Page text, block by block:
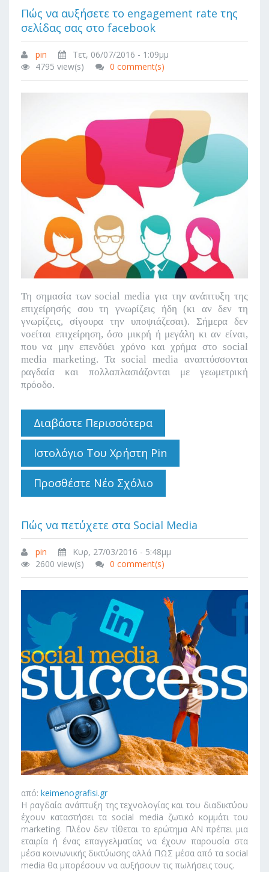
Πώς να αυξήσετε το engagement rate της
σελίδας σας στο facebook
pin
Τετ, 06/07/2016 - 1:09μμ
4795 view(s)
0 comment(s)
Τη σημασία των social media για την ανάπτυξη της
επιχείρησής σου τη γνωρίζεις ήδη (κι αν δεν τη
γνωρίζεις, σίγουρα την υποψιάζεσαι). Σήμερα δεν
νοείται επιχείρηση, όσο μικρή ή μεγάλη κι αν είναι,
που να μην επενδύει χρόνο και χρήμα στο social
media marketing. Τα social media αναπτύσσονται
ραγδαία και πολλαπλασιάζονται με γεωμετρική
πρόοδο.
Διαβάστε Περισσότερα
Αυξήσετε Το
Engagement Rate
Ιστολόγιο Του Χρήστη Pin
Προσθέστε Νέο Σχόλιο
Πώς να πετύχετε στα Social Media
pin
Κυρ, 27/03/2016 - 5:48μμ
2600 view(s)
0 comment(s)
από: keimenografisi.gr
Η ραγδαία ανάπτυξη της τεχνολογίας και του διαδικτύου
έχουν καταστήσει τα social media ζωτικό κομμάτι του
marketing. Πλέον δεν τίθεται το ερώτημα ΑΝ πρέπει μια
εταιρία ή ένας επαγγελματίας να έχουν παρουσία στα
μέσα κοινωνικής δικτύωσης αλλά ΠΩΣ μέσα από τα social
media θα μπορέσουν να αυξήσουν τις πωλήσεις τους.